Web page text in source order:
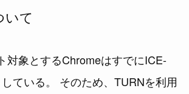
いて
対象とするChromeはすでにICE-
ている。 そのため、TURNを利用